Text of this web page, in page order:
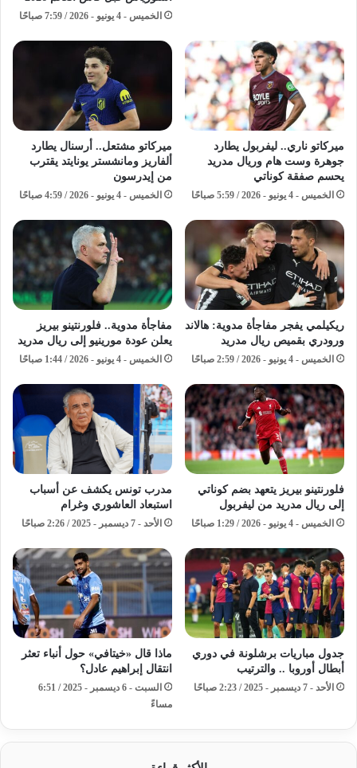
الخميس - 4 يونيو - 2026 / 7:59 صباحًا
ميركاتو ناري.. ليفربول يطارد
جوهرة وست هام وريال مدريد
يحسم صفقة كوناتي
الخميس - 4 يونيو - 2026 / 5:59 صباحًا
ميركاتو مشتعل.. أرسنال يطارد
ألفاريز ومانشستر يونايتد يقترب
من إيدرسون
الخميس - 4 يونيو - 2026 / 4:59 صباحًا
ريكيلمي يفجر مفاجأة مدوية: هالاند
ورودري بقميص ريال مدريد
الخميس - 4 يونيو - 2026 / 2:59 صباحًا
مفاجأة مدوية.. فلورنتينو بيريز
يعلن عودة مورينيو إلى ريال مدريد
الخميس - 4 يونيو - 2026 / 1:44 صباحًا
فلورنتينو بيريز يتعهد بضم كوناتي
إلى ريال مدريد من ليفربول
الخميس - 4 يونيو - 2026 / 1:29 صباحًا
مدرب تونس يكشف عن أسباب
استبعاد العاشوري وغرام
الأحد - 7 ديسمبر - 2025 / 2:26 صباحًا
جدول مباريات برشلونة في دوري
أبطال أوروبا .. والترتيب
الأحد - 7 ديسمبر - 2025 / 2:23 صباحًا
ماذا قال «خيتافي» حول أنباء تعثر
انتقال إبراهيم عادل؟
السبت - 6 ديسمبر - 2025 / 6:51
مساءً